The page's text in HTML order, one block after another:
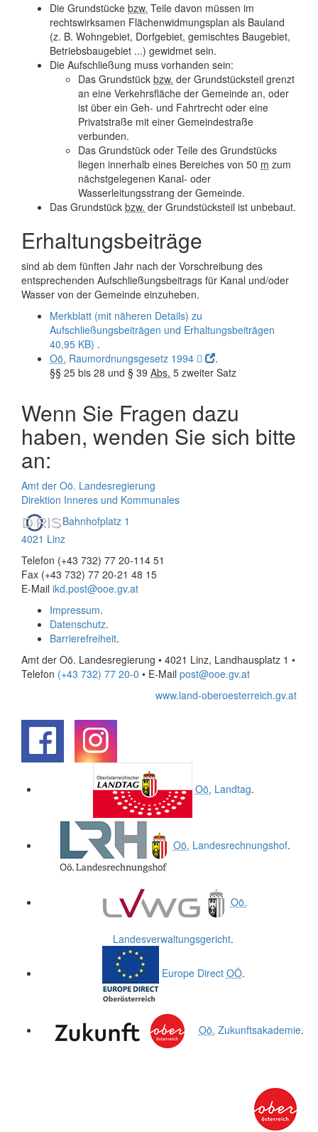
Die Grundstücke bzw. Teile davon müssen im
rechtswirksamen Flächenwidmungsplan als Bauland
(z. B. Wohngebiet, Dorfgebiet, gemischtes Baugebiet,
Betriebsbaugebiet ...) gewidmet sein.
Die Aufschließung muss vorhanden sein:
Das Grundstück bzw. der Grundstücksteil grenzt
an eine Verkehrsfläche der Gemeinde an, oder
ist über ein Geh- und Fahrtrecht oder eine
Privatstraße mit einer Gemeindestraße
verbunden.
Das Grundstück oder Teile des Grundstücks
liegen innerhalb eines Bereiches von 50 m zum
nächstgelegenen Kanal- oder
Wasserleitungsstrang der Gemeinde.
Das Grundstück bzw. der Grundstücksteil ist unbebaut.
Erhaltungsbeiträge
sind ab dem fünften Jahr nach der Vorschreibung des
entsprechenden Aufschließungsbeitrags für Kanal und/oder
Wasser von der Gemeinde einzuheben.
Merkblatt (mit näheren Details) zu
Aufschließungsbeiträgen und Erhaltungsbeiträgen
40,95 KB) .
Oö. Raumordnungsgesetz 1994 
.
§§ 25 bis 28 und § 39 Abs. 5 zweiter Satz
Wenn Sie Fragen dazu
haben, wenden Sie sich bitte
an:
Amt der Oö. Landesregierung
Direktion Inneres und Kommunales
Bahnhofplatz 1
4021 Linz
Telefon (+43 732) 77 20-114 51
Fax (+43 732) 77 20-21 48 15
E-Mail ikd.post@ooe.gv.at
Impressum.
Datenschutz.
Barrierefreiheit.
Amt der Oö. Landesregierung • 4021 Linz, Landhausplatz 1 •
Telefon (+43 732) 77 20-0 • E-Mail post@ooe.gv.at
www.land-oberoesterreich.gv.at
Oö. Landtag.
Oö. Landesrechnungshof.
Oö.
Landesverwaltungsgericht.
Europe Direct OÖ.
Oö. Zukunftsakademie.